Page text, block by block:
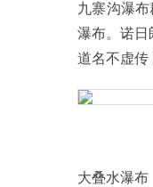
九寨沟瀑
瀑布。诺日
道名不虚传
大叠水瀑布